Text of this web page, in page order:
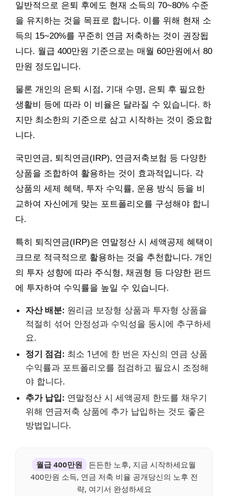
일반적으로 은퇴 후에도 현재 소득의 70~80% 수준
을 유지하는 것을 목표로 합니다. 이를 위해 현재 소
득의 15~20%를 꾸준히 연금 저축하는 것이 권장됩
니다. 월급 400만원 기준으로는 매월 60만원에서 80
만원 정도입니다.
물론 개인의 은퇴 시점, 기대 수명, 은퇴 후 필요한
생활비 등에 따라 이 비율은 달라질 수 있습니다. 하
지만 최소한의 기준으로 삼고 시작하는 것이 중요합
니다.
국민연금, 퇴직연금(IRP), 연금저축보험 등 다양한
상품을 조합하여 활용하는 것이 효과적입니다. 각
상품의 세제 혜택, 투자 수익률, 운용 방식 등을 비
교하여 자신에게 맞는 포트폴리오를 구성해야 합니
다.
특히 퇴직연금(IRP)은 연말정산 시 세액공제 혜택이
크므로 적극적으로 활용하는 것을 추천합니다. 개인
의 투자 성향에 따라 주식형, 채권형 등 다양한 펀드
에 투자하여 수익률을 높일 수 있습니다.
자산 배분: 원리금 보장형 상품과 투자형 상품을
적절히 섞어 안정성과 수익성을 동시에 추구하세
요.
정기 점검: 최소 1년에 한 번은 자신의 연금 상품
수익률과 포트폴리오를 점검하고 필요시 조정해
야 합니다.
추가 납입: 연말정산 시 세액공제 한도를 채우기
위해 연금저축 상품에 추가 납입하는 것도 좋은
방법입니다.
월급 400만원
든든한 노후, 지금 시작하세요월
400만원 소득, 연금 저축 비율 공개당신의 노후 전
략, 여기서 완성하세요